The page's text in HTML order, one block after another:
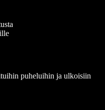
puheluihin ja ulkoisiin